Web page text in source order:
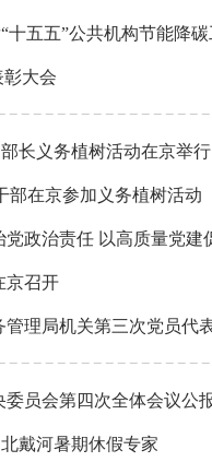
十五五”公共机构节能降
彰大会
长义务植树活动在京举行
部在京参加义务植树活动
政治责任 以高质量党
京召开
理局机关第三次党员代
员会第四次全体会议公
戴河暑期休假专家